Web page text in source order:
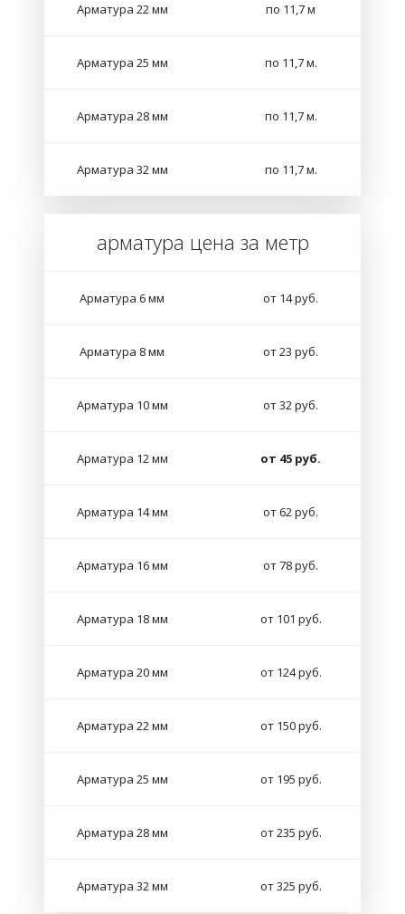
Арматура 22 мм по 11,7 м
Арматура 25 мм по 11,7 м.
Арматура 28 мм по 11,7 м.
Арматура 32 мм по 11,7 м.
арматура цена за метр
Арматура 6 мм от 14 руб.
Арматура 8 мм от 23 руб.
Арматура 10 мм от 32 руб.
Арматура 12 мм от 45 руб.
Арматура 14 мм от 62 руб.
Арматура 16 мм от 78 руб.
Арматура 18 мм от 101 руб.
Арматура 20 мм от 124 руб.
Арматура 22 мм от 150 руб.
Арматура 25 мм от 195 руб.
Арматура 28 мм от 235 руб.
Арматура 32 мм от 325 руб.